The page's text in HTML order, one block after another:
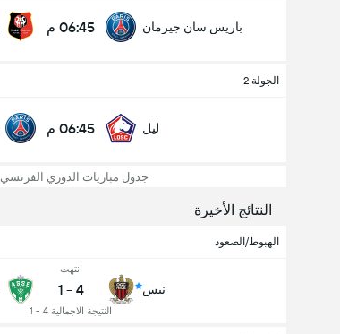
باريس سان جيرمان 06:45 م
الجولة 2
ليل 06:45 م
جدول مباريات الدوري الفرنسي
النتائج الأخيرة
الهبوط/الصعود
نيس
انتهت
4
-
1
النتيجة الاجمالية 4 - 1